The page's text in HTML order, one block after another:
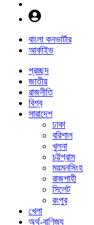
বাংলা কনভার্টার
আর্কাইভ
প্রচ্ছদ
জাতীয়
রাজনীতি
বিশ্ব
সারাদেশ
ঢাকা
বরিশাল
খুলনা
চট্টগ্রাম
ময়মনসিংহ
রাজশাহী
সিলেট
রংপুর
খেলা
অর্থ-বাণিজ্য